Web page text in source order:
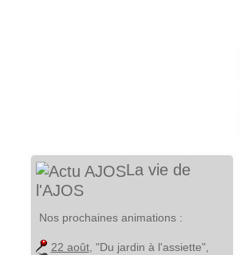
La vie de
l'AJOS
Nos prochaines animations :
22 août, "Du jardin à l'assiette",